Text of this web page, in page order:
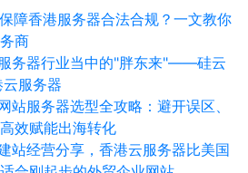
障香港服务器合法合规？一文教你
商
务器行业当中的"胖东来"——硅云
服务器
站服务器选型全攻略：避开误区、
效赋能出海转化
站经营分享，香港云服务器比美国